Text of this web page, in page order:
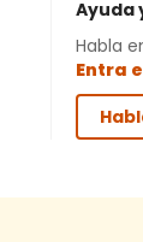
Ayuda
Habla
Entra